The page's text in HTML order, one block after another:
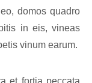
domos quadro
in eis, vineas
vinum earum.
et fortia peccata